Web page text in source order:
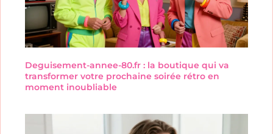
Deguisement-annee-80.fr : la boutique qui va
transformer votre prochaine soirée rétro en
moment inoubliable